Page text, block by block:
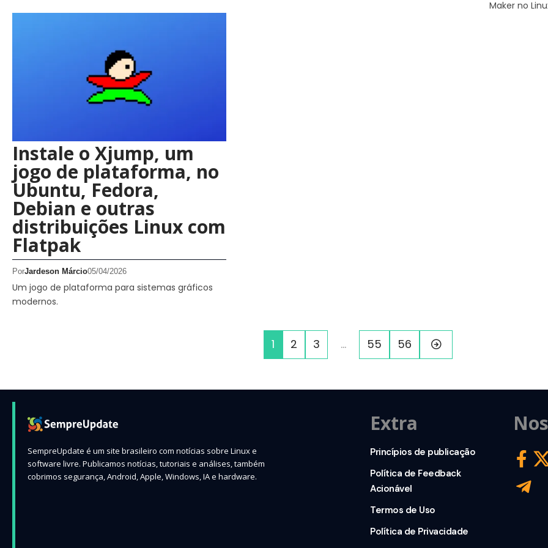
Maker no
Instale o Xjump, um
jogo de plataforma, no
Ubuntu, Fedora,
Debian e outras
distribuições Linux com
Flatpak
PorJardeson Márcio05/04/2026
Um jogo de plataforma para sistemas gráficos
modernos.
1 2 3 … 55 56
SempreUpdate é um site brasileiro com notícias sobre Linux e
software livre. Publicamos notícias, tutoriais e análises, também
cobrimos segurança, Android, Apple, Windows, IA e hardware.
Extra
Princípios de publicação
Política de Feedback
Acionável
Termos de Uso
Política de Privacidade